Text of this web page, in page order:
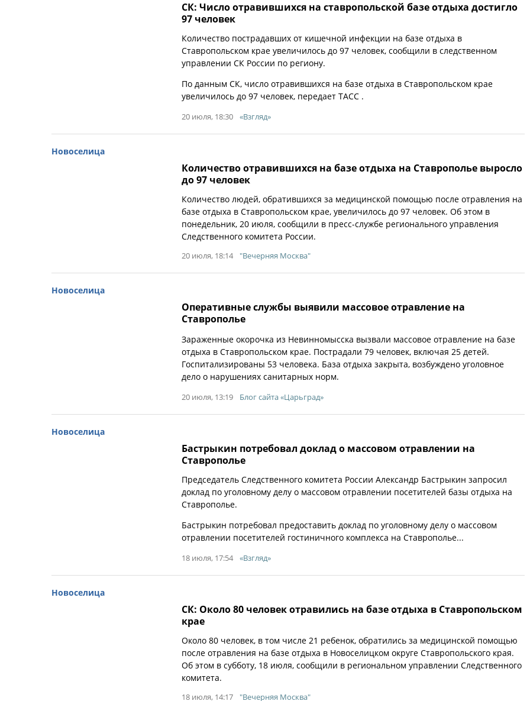
СК: Число отравившихся на ставропольской базе отдыха достигло
97 человек
Количество пострадавших от кишечной инфекции на базе отдыха в
Ставропольском крае увеличилось до 97 человек, сообщили в следственном
управлении СК России по региону.
По данным СК, число отравившихся на базе отдыха в Ставропольском крае
увеличилось до 97 человек, передает ТАСС .
20 июля, 18:30 «Взгляд»
Новоселица
Количество отравившихся на базе отдыха на Ставрополье выросло
до 97 человек
Количество людей, обратившихся за медицинской помощью после отравления на
базе отдыха в Ставропольском крае, увеличилось до 97 человек. Об этом в
понедельник, 20 июля, сообщили в пресс-службе регионального управления
Следственного комитета России.
20 июля, 18:14 "Вечерняя Москва"
Новоселица
Оперативные службы выявили массовое отравление на
Ставрополье
Зараженные окорочка из Невинномысска вызвали массовое отравление на базе
отдыха в Ставропольском крае. Пострадали 79 человек, включая 25 детей.
Госпитализированы 53 человека. База отдыха закрыта, возбуждено уголовное
дело о нарушениях санитарных норм.
20 июля, 13:19 Блог сайта «Царьград»
Новоселица
Бастрыкин потребовал доклад о массовом отравлении на
Ставрополье
Председатель Следственного комитета России Александр Бастрыкин запросил
доклад по уголовному делу о массовом отравлении посетителей базы отдыха на
Ставрополье.
Бастрыкин потребовал предоставить доклад по уголовному делу о массовом
отравлении посетителей гостиничного комплекса на Ставрополье...
18 июля, 17:54 «Взгляд»
Новоселица
СК: Около 80 человек отравились на базе отдыха в Ставропольском
крае
Около 80 человек, в том числе 21 ребенок, обратились за медицинской помощью
после отравления на базе отдыха в Новоселицком округе Ставропольского края.
Об этом в субботу, 18 июля, сообщили в региональном управлении Следственного
комитета.
18 июля, 14:17 "Вечерняя Москва"